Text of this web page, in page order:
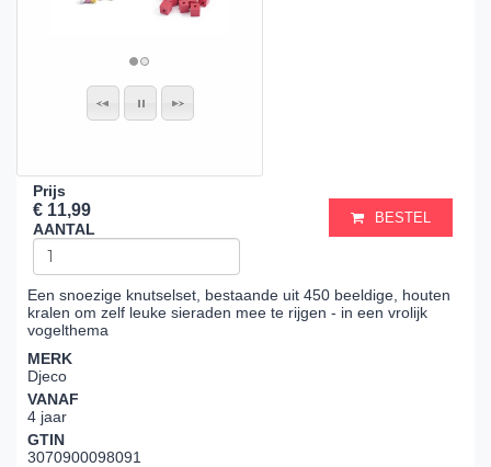
Prijs
€ 11,99
AANTAL
BESTEL
Een snoezige knutselset, bestaande uit 450 beeldige, houten
kralen om zelf leuke sieraden mee te rijgen - in een vrolijk
vogelthema
MERK
Djeco
VANAF
4 jaar
GTIN
3070900098091